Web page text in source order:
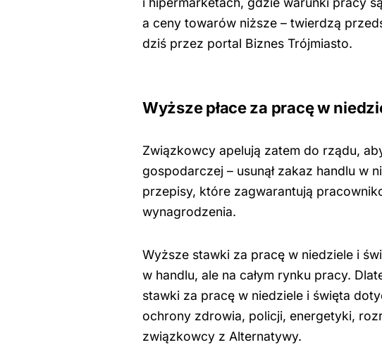
a ceny towarów niższe – twierdzą
dziś przez portal Biznes Trójmiasto.
Wyższe płace za pracę w
Związkowcy apelują zatem do rządu,
gospodarczej – usunął zakaz handlu w
przepisy, które zagwarantują
wynagrodzenia.
Wyższe stawki za pracę w niedziele i
w handlu, ale na całym rynku pracy.
stawki za pracę w niedziele i święta
ochrony zdrowia, policji, energetyki,
związkowcy z Alternatywy.